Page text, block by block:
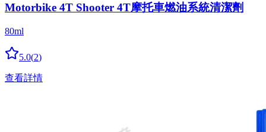
Motorbike 4T Shooter 4T摩托車燃油系統清潔劑
80ml
5.0(2)
查看詳情